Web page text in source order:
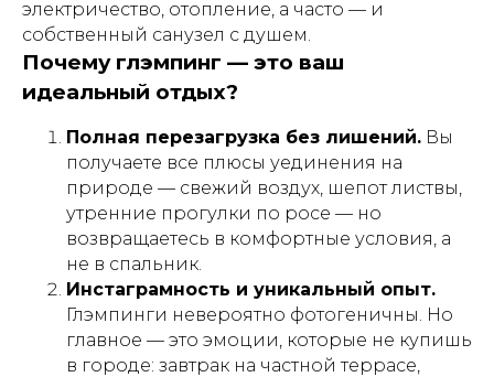
электричество, отопление, а часто — и
собственный санузел с душем.
Почему глэмпинг — это ваш
идеальный отдых?
Полная перезагрузка без лишений. Вы
получаете все плюсы уединения на
природе — свежий воздух, шепот листвы,
утренние прогулки по росе — но
возвращаетесь в комфортные условия, а
не в спальник.
Инстаграмность и уникальный опыт.
Глэмпинги невероятно фотогеничны. Но
главное — это эмоции, которые не купишь
в городе: завтрак на частной террасе,